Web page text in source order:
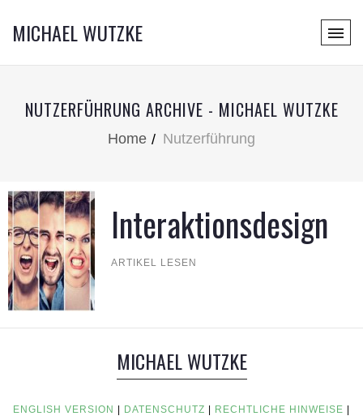
MICHAEL WUTZKE
NUTZERFÜHRUNG ARCHIVE - MICHAEL WUTZKE
Home Nutzerführung
Interaktionsdesign
ARTIKEL LESEN
MICHAEL WUTZKE
ENGLISH VERSION DATENSCHUTZ RECHTLICHE HINWEISE